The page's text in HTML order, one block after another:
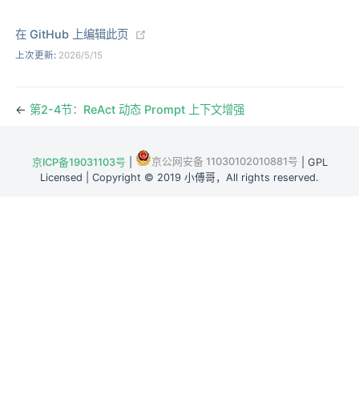
在 GitHub 上编辑此页
上次更新: 2026/5/15
← 第2-4节：ReAct 动态 Prompt 上下文增强
京ICP备19031103号 京公网安备 11030102010881号 | GPL
Licensed | Copyright © 2019 小傅哥，All rights reserved.